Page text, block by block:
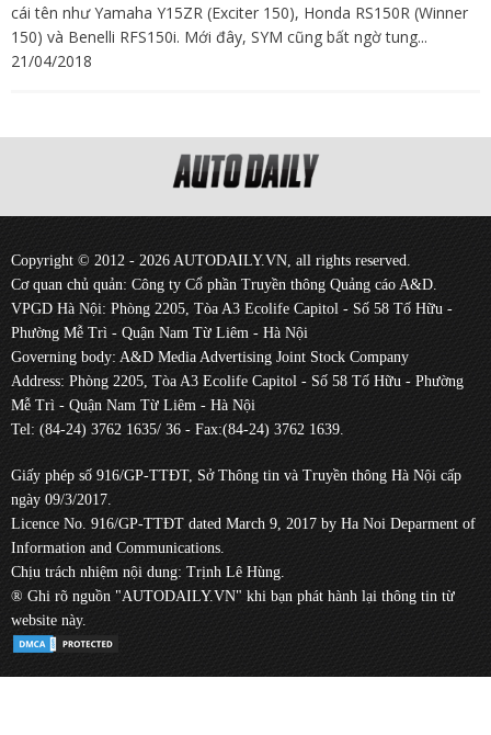
cái tên như Yamaha Y15ZR (Exciter 150), Honda RS150R (Winner
150) và Benelli RFS150i. Mới đây, SYM cũng bất ngờ tung...
21/04/2018
Copyright © 2012 - 2026 AUTODAILY.VN, all rights reserved.
Cơ quan chủ quản: Công ty Cổ phần Truyền thông Quảng cáo A&D.
VPGD Hà Nội: Phòng 2205, Tòa A3 Ecolife Capitol - Số 58 Tố Hữu -
Phường Mễ Trì - Quận Nam Từ Liêm - Hà Nội
Governing body: A&D Media Advertising Joint Stock Company
Address: Phòng 2205, Tòa A3 Ecolife Capitol - Số 58 Tố Hữu - Phường
Mễ Trì - Quận Nam Từ Liêm - Hà Nội
Tel: (84-24) 3762 1635/ 36 - Fax:(84-24) 3762 1639.
Giấy phép số 916/GP-TTĐT, Sở Thông tin và Truyền thông Hà Nội cấp
ngày 09/3/2017.
Licence No. 916/GP-TTĐT dated March 9, 2017 by Ha Noi Deparment of
Information and Communications.
Chịu trách nhiệm nội dung: Trịnh Lê Hùng.
® Ghi rõ nguồn "AUTODAILY.VN" khi bạn phát hành lại thông tin từ
website này.